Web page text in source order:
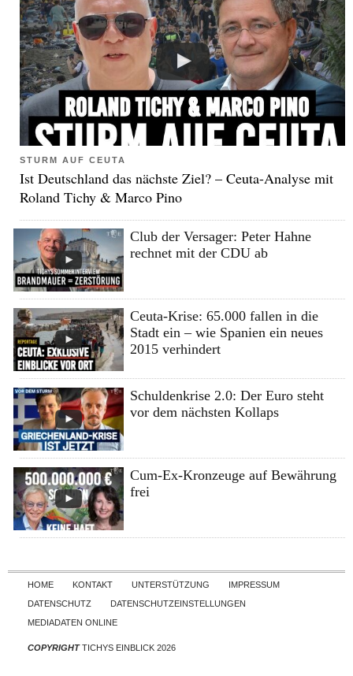
STURM AUF CEUTA
Ist Deutschland das nächste Ziel? – Ceuta-Analyse mit
Roland Tichy & Marco Pino
Club der Versager: Peter Hahne
rechnet mit der CDU ab
Ceuta-Krise: 65.000 fallen in die
Stadt ein – wie Spanien ein neues
2015 verhindert
Schuldenkrise 2.0: Der Euro steht
vor dem nächsten Kollaps
Cum-Ex-Kronzeuge auf Bewährung
frei
Skip to content
HOME KONTAKT UNTERSTÜTZUNG
IMPRESSUM
DATENSCHUTZ
DATENSCHUTZEINSTELLUNGEN
MEDIADATEN ONLINE
COPYRIGHTTICHYS EINBLICK 2026